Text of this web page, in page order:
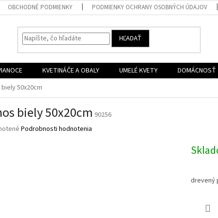
OBCHODNÉ PODMIENKY PODMIENKY OCHRANY OSOBNÝCH ÚDAJOV
HĽADAŤ
KVETINÁČE A OBALY UMELÉ KVETY DOMÁCNOSŤ
50x20cm
biely 50x20cm 90256
Podrobnosti hodnotenia
drevený